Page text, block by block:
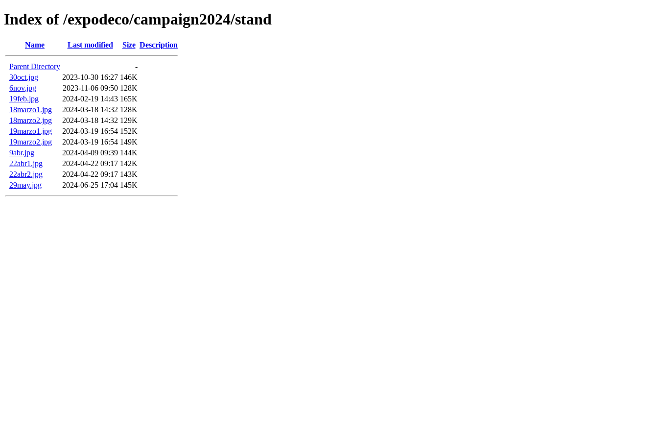
Index of /expodeco/campaign2024/stand
Name Last modified Size Description
Parent Directory
-
30oct.jpg
2023-10-30 16:27 146K
6nov.jpg
2023-11-06 09:50 128K
19feb.jpg
2024-02-19 14:43 165K
18marzo1.jpg
2024-03-18 14:32 128K
18marzo2.jpg
2024-03-18 14:32 129K
19marzo1.jpg
2024-03-19 16:54 152K
19marzo2.jpg
2024-03-19 16:54 149K
9abr.jpg
2024-04-09 09:39 144K
22abr1.jpg
2024-04-22 09:17 142K
22abr2.jpg
2024-04-22 09:17 143K
29may.jpg
2024-06-25 17:04 145K